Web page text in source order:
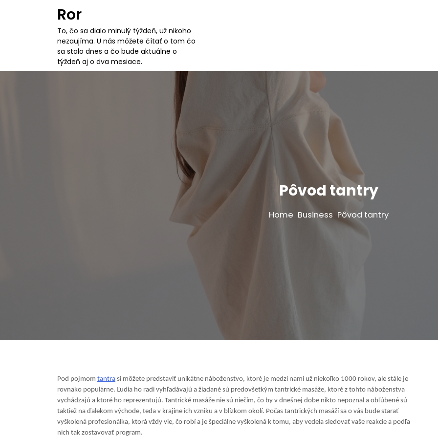
c
Ror
To, čo sa dialo minulý týždeň, už nikoho
nezaujíma. U nás môžete čítať o tom čo
sa stalo dnes a čo bude aktuálne o
týždeň aj o dva mesiace.
Pôvod tantry
Home Business Pôvod tantry
Pod pojmom tantra si môžete predstaviť unikátne náboženstvo, ktoré je medzi nami už niekoľko 1000 rokov, ale stále je
rovnako populárne. Ľudia ho radi vyhľadávajú a žiadané sú predovšetkým tantrické masáže, ktoré z tohto náboženstva
vychádzajú a ktoré ho reprezentujú. Tantrické masáže nie sú niečím, čo by v dnešnej dobe nikto nepoznal a obľúbené sú
taktiež na ďalekom východe, teda v krajine ich vzniku a v blízkom okolí. Počas tantrických masáží sa o vás bude starať
vyškolená profesionálka, ktorá vždy vie, čo robí a je špeciálne vyškolená k tomu, aby vedela sledovať vaše reakcie a podľa
nich tak zostavovať program.